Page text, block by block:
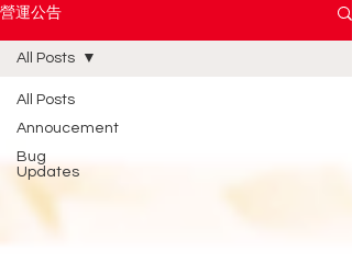
營運公告
All Posts
Annoucement
Bug
Updates
All Posts